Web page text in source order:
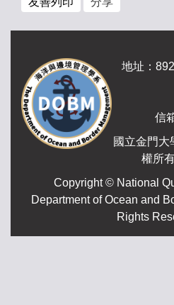
地址：
信
國立金門大
權所
.Copyright © National
Department of Ocean and
Rights